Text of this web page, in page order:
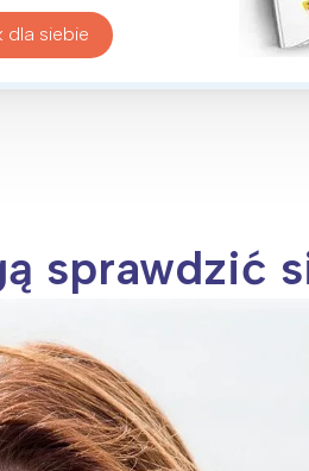
dla siebie
sprawdzić